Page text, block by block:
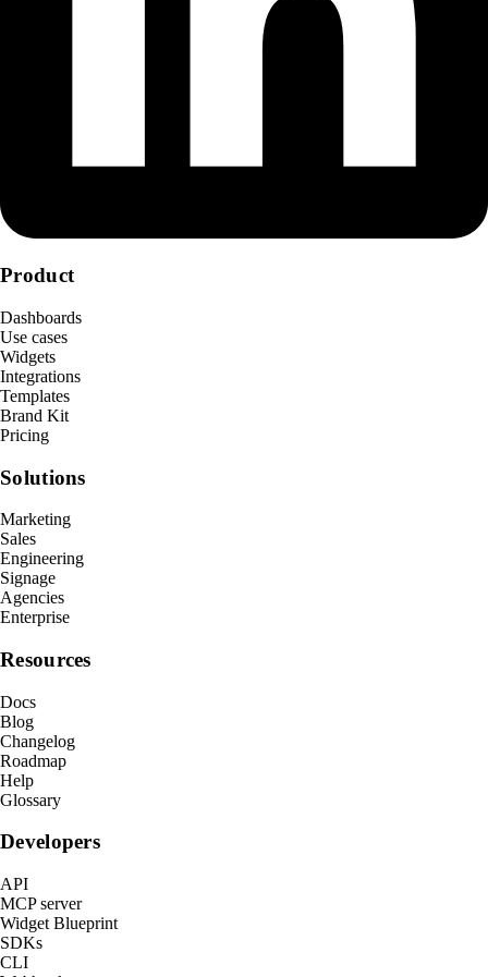
Product
Dashboards
Use cases
Widgets
Integrations
Templates
Brand Kit
Pricing
Solutions
Marketing
Sales
Engineering
Signage
Agencies
Enterprise
Resources
Docs
Blog
Changelog
Roadmap
Help
Glossary
Developers
API
MCP server
Widget Blueprint
SDKs
CLI